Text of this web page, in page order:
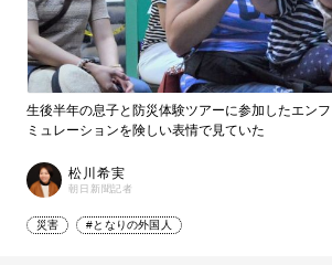
生後半年の息子と防災体験ツアーに参加したエン
ミュレーションを険しい表情で見ていた
松川希実
朝日新聞記者
災害 #となりの外国人